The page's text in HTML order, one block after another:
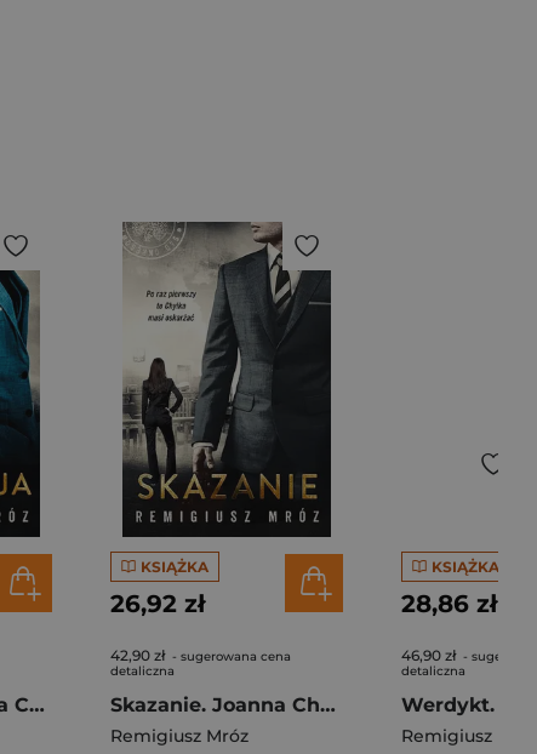
Egzekucja. Joanna Chyłka. Tom 14
KSIĄŻKA
26,92 zł
42,90 zł - sugerowana cena
detaliczna
Skazanie. Joanna Chyłka. Tom 15
Remigiusz Mróz
KSIĄŻKA
28,86 zł
46,90 zł -
detaliczna
Remigiusz